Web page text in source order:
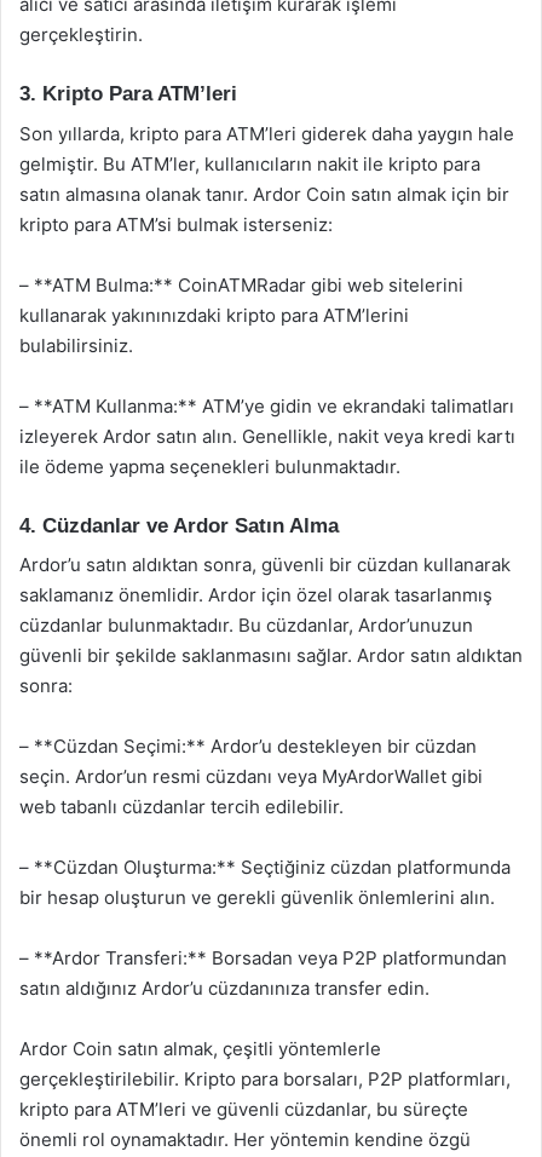
gerçekleştirin.
3. Kripto Para ATM’leri
Son yıllarda, kripto para ATM’leri giderek daha yaygın hale
gelmiştir. Bu ATM’ler, kullanıcıların nakit ile kripto para
satın almasına olanak tanır. Ardor Coin satın almak için bir
kripto para ATM’si bulmak isterseniz:
– **ATM Bulma:** CoinATMRadar gibi web sitelerini
kullanarak yakınınızdaki kripto para ATM’lerini
bulabilirsiniz.
– **ATM Kullanma:** ATM’ye gidin ve ekrandaki talimatları
izleyerek Ardor satın alın. Genellikle, nakit veya kredi kartı
ile ödeme yapma seçenekleri bulunmaktadır.
4. Cüzdanlar ve Ardor Satın Alma
Ardor’u satın aldıktan sonra, güvenli bir cüzdan kullanarak
saklamanız önemlidir. Ardor için özel olarak tasarlanmış
cüzdanlar bulunmaktadır. Bu cüzdanlar, Ardor’unuzun
güvenli bir şekilde saklanmasını sağlar. Ardor satın aldıktan
sonra:
– **Cüzdan Seçimi:** Ardor’u destekleyen bir cüzdan
seçin. Ardor’un resmi cüzdanı veya MyArdorWallet gibi
web tabanlı cüzdanlar tercih edilebilir.
– **Cüzdan Oluşturma:** Seçtiğiniz cüzdan platformunda
bir hesap oluşturun ve gerekli güvenlik önlemlerini alın.
– **Ardor Transferi:** Borsadan veya P2P platformundan
satın aldığınız Ardor’u cüzdanınıza transfer edin.
Ardor Coin satın almak, çeşitli yöntemlerle
gerçekleştirilebilir. Kripto para borsaları, P2P platformları,
kripto para ATM’leri ve güvenli cüzdanlar, bu süreçte
önemli rol oynamaktadır. Her yöntemin kendine özgü